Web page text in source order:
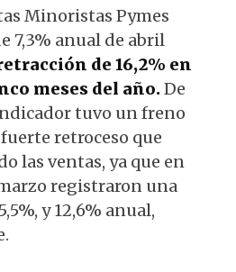
Minoristas Pymes
7,3% anual de abril
de 16,2% en
meses del año.De
tuvo un freno
retroceso que
las ventas, ya que en
registraron una
y 12,6% anual,